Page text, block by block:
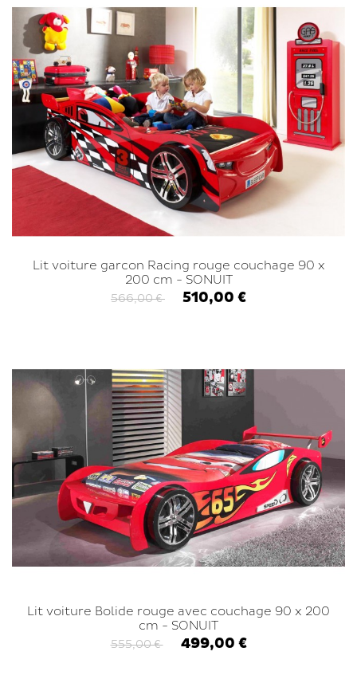
Lit voiture garcon Racing rouge couchage 90 x
200 cm - SONUIT
566,00 € 510,00 €
Lit voiture Bolide rouge avec couchage 90 x 200
cm - SONUIT
555,00 € 499,00 €